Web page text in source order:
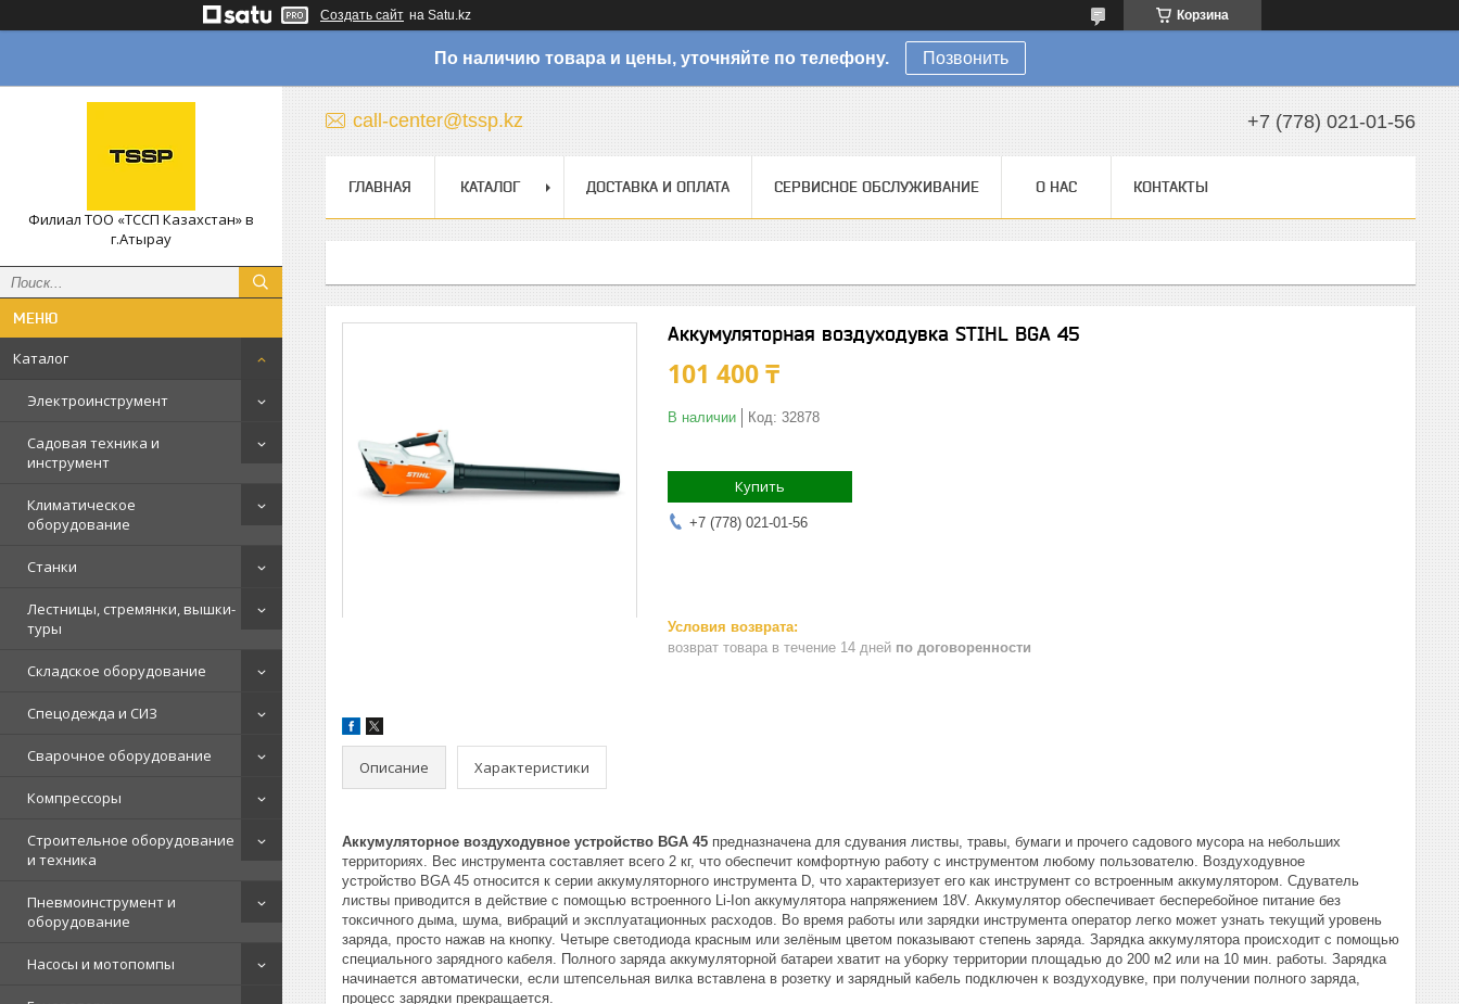
Создать сайт на Satu.kz Корзина
По наличию товара и цены, уточняйте по телефону. Позвонить
Филиал ТОО «ТССП Казахстан» в
г.Атырау
Каталог
Электроинструмент
Садовая техника и
инструмент
Климатическое
оборудование
Станки
Лестницы, стремянки, вышки-
туры
Складское оборудование
Спецодежда и СИЗ
Сварочное оборудование
Компрессоры
Строительное оборудование
и техника
Пневмоинструмент и
оборудование
Насосы и мотопомпы
call-center@tssp.kz +7 (778) 021-01-56
ГЛАВНАЯ КАТАЛОГ ДОСТАВКА И ОПЛАТА СЕРВИСНОЕ ОБСЛУЖИВАНИЕ О НАС КОНТАКТЫ
Аккумуляторная воздуходувка STIHL BGA 45
101 400 ₸
В наличии Код: 32878
Купить
+7 (778) 021-01-56
возврат товара в течение 14 дней по договоренности
Описание Характеристики
Аккумуляторное воздуходувное устройство BGA 45 предназначена для сдувания листвы, травы, бумаги и прочего садового мусора на небольших
территориях. Вес инструмента составляет всего 2 кг, что обеспечит комфортную работу с инструментом любому пользователю. Воздуходувное
устройство BGA 45 относится к серии аккумуляторного инструмента D, что характеризует его как инструмент со встроенным аккумулятором. Сдуватель
листвы приводится в действие с помощью встроенного Li-Ion аккумулятора напряжением 18V. Аккумулятор обеспечивает бесперебойное питание без
токсичного дыма, шума, вибраций и эксплуатационных расходов. Во время работы или зарядки инструмента оператор легко может узнать текущий уровень
заряда, просто нажав на кнопку. Четыре светодиода красным или зелёным цветом показывают степень заряда. Зарядка аккумулятора происходит с помощью
специального зарядного кабеля. Полного заряда аккумуляторной батареи хватит на уборку территории площадью до 200 м2 или на 10 мин. работы. Зарядка
начинается автоматически, если штепсельная вилка вставлена в розетку и зарядный кабель подключен к воздуходувке, при получении полного заряда,
процесс зарядки прекращается.